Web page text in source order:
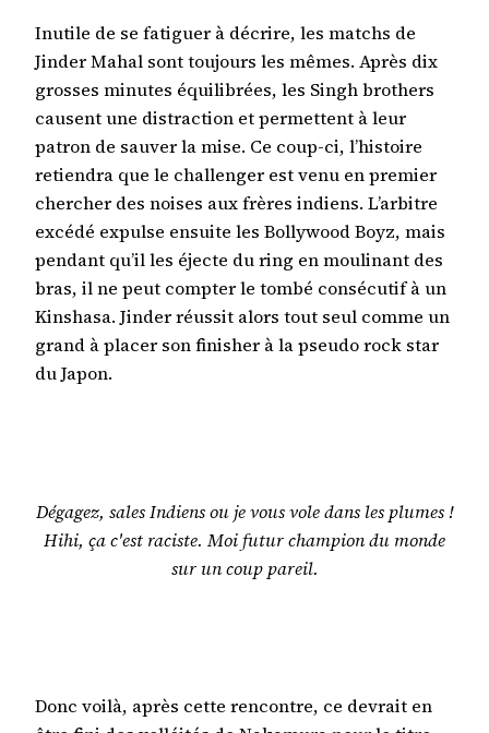
Inutile de se fatiguer à décrire, les matchs de
Jinder Mahal sont toujours les mêmes. Après dix
grosses minutes équilibrées, les Singh brothers
causent une distraction et permettent à leur
patron de sauver la mise. Ce coup-ci, l’histoire
retiendra que le challenger est venu en premier
chercher des noises aux frères indiens. L’arbitre
excédé expulse ensuite les Bollywood Boyz, mais
pendant qu’il les éjecte du ring en moulinant des
bras, il ne peut compter le tombé consécutif à un
Kinshasa. Jinder réussit alors tout seul comme un
grand à placer son finisher à la pseudo rock star
du Japon.
Dégagez, sales Indiens ou je vous vole dans les plumes !
Hihi, ça c'est raciste. Moi futur champion du monde
sur un coup pareil.
Donc voilà, après cette rencontre, ce devrait en